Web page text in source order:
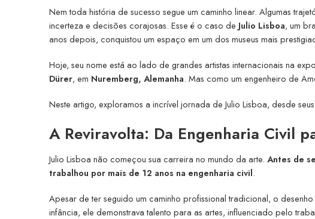
Nem toda história de sucesso segue um caminho linear. Algumas
incerteza e decisões corajosas. Esse é o caso de Julio Lisboa, um
anos depois, conquistou um espaço em um dos museus mais
Hoje, seu nome está ao lado de grandes artistas internacionais na
Dürer, em Nuremberg, Alemanha. Mas como um engenheiro de
Neste artigo, exploramos a incrível jornada de Julio Lisboa, desde
A Reviravolta: Da Engenharia Civil
Julio Lisboa não começou sua carreira no mundo da arte. Antes de
trabalhou por mais de 12 anos na engenharia civil.
Apesar de ter seguido um caminho profissional tradicional, o
infância, ele demonstrava talento para as artes, influenciado pelo